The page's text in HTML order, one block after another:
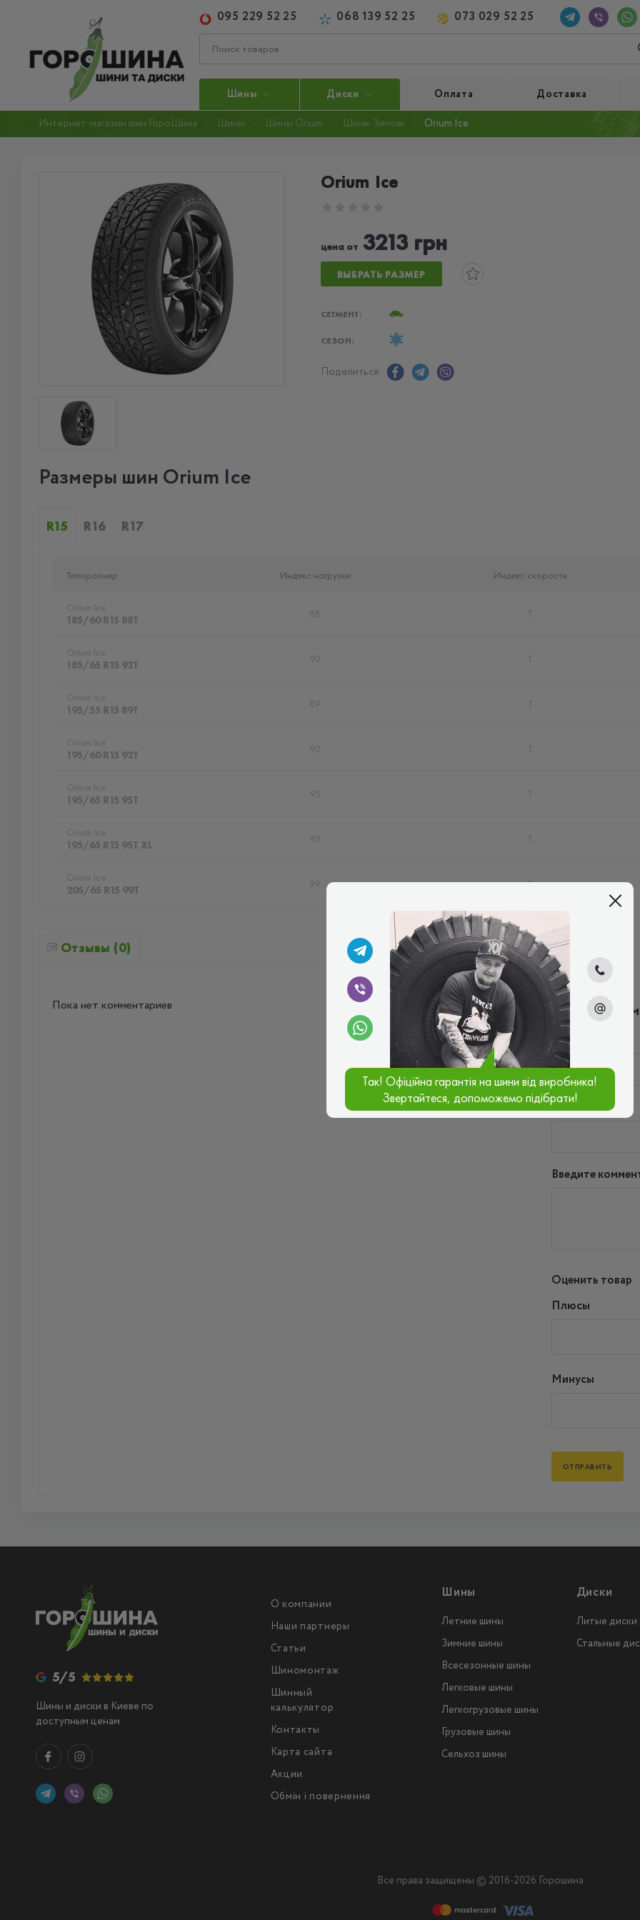
095 229 52 25 068 139 52 25 073 029 52 25
Шины Диски Оплата Доставка
Интернет-магазин шин ГороШина Шины Шины Orium Шины Зимові Orium Ice
Orium Ice
цена от3213 грн
ВЫБРАТЬ РАЗМЕР
СЕГМЕНТ:
СЕЗОН:
Поделиться:
Размеры шин Orium Ice
R15 R16 R17
Типоразмер Индекс нагрузки Индекс скорости
Orium Ice
185/60 R15 88T
88 T
Orium Ice
185/65 R15 92T
92 T
Orium Ice
195/55 R15 89T
89 T
Orium Ice
195/60 R15 92T
92 T
Orium Ice
195/65 R15 95T
95 T
Orium Ice
195/65 R15 95T XL
95 T
Orium Ice
205/65 R15 99T
99 T
Отзывы (0)
Пока нет комментариев Написать
Имя*
Ваш e-mail*
Введите
Оценить товар
Плюсы
Минусы
5/5
Шины и диски в Киеве по
доступным ценам
О компании
Наши партнеры
Статьи
Шиномонтаж
Шинный
калькулятор
Контакты
Карта сайта
Акции
Обмін і повернення
Шины
Летние шины
Зимние шины
Всесезонные шины
Легковые шины
Легкогрузовые шины
Грузовые шины
Сельхоз шины
Диски
Литые диски
Стальные
Все права защищены © 2016-2026 Горошина
Так! Офіційна гарантія на шини від виробника!
Звертайтеся, допоможемо підібрати!